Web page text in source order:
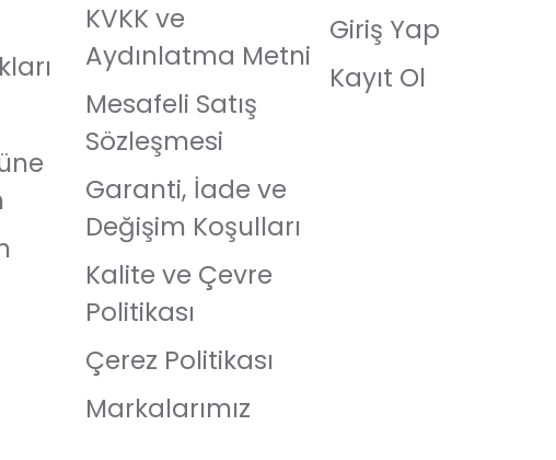
KVKK ve
Aydınlatma Metni
Mesafeli Satış
Sözleşmesi
Garanti, İade ve
Değişim Koşulları
Kalite ve Çevre
Politikası
Çerez Politikası
Markalarımız
Giriş Yap
Kayıt Ol